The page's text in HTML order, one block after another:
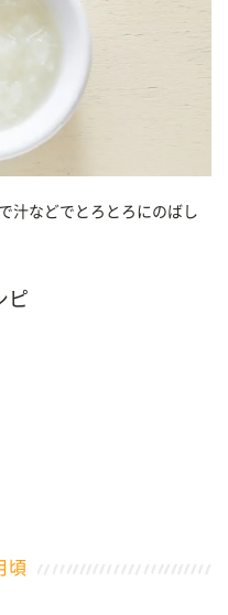
汁などでとろとろにのばし
ピ
頃